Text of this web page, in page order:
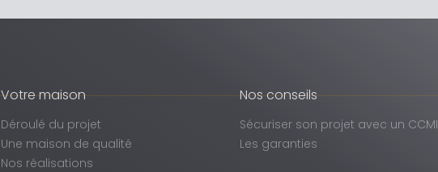
Votre maison
Déroulé du projet
Une maison de qualité
Nos réalisations
Nos conseils
Sécuriser son projet avec un CCMI
Les garanties